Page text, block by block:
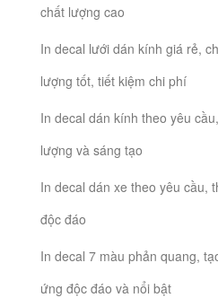
chất lượng cao
In decal lưới dán kính giá rẻ,
lượng tốt, tiết kiệm chi phí
In decal dán kính theo yêu
lượng và sáng tạo
In decal dán xe theo yêu cầu,
độc đáo
In decal 7 màu phản quang,
ứng độc đáo và nổi bật